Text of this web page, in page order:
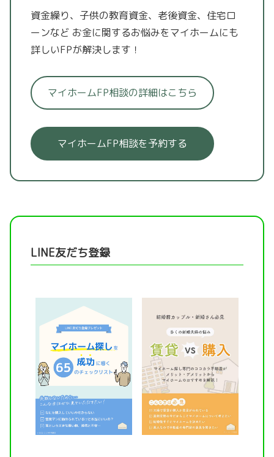
資金繰り、子供の教育資金、老後資金、住宅ロ
ーンなど お金に関するお悩みをマイホームにも
詳しいFPが解決します！
マイホームFP相談の詳細はこちら
マイホームFP相談を予約する
LINE友だち登録